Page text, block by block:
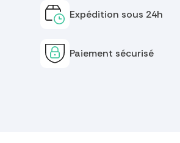
Expédition sous 24h
Paiement sécurisé